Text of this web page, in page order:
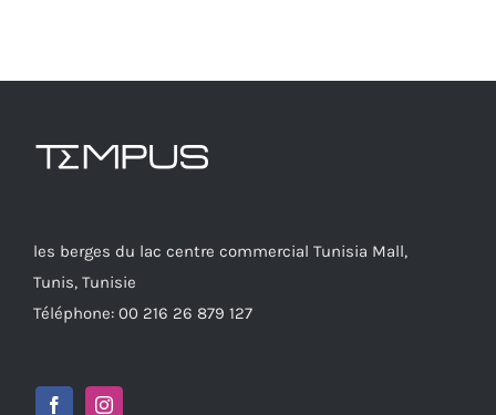
les berges du lac centre commercial Tunisia Mall,
Tunis, Tunisie
Téléphone: 00 216 26 879 127